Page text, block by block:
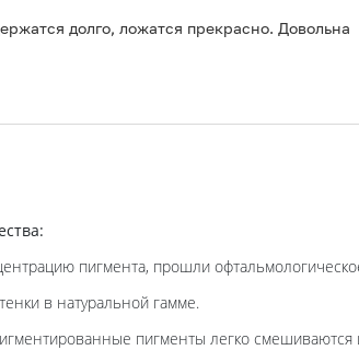
долго, ложатся прекрасно. Довольна
пигмента, прошли
в натуральной гамме.
пигменты легко смешиваются